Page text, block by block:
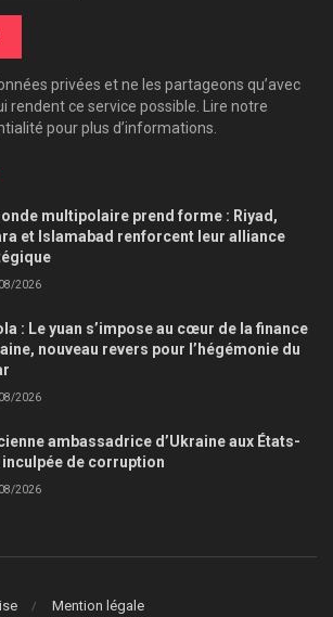
privées et ne les partageons qu’avec
rendent ce service possible. Lire notre
pour plus d’informations.
multipolaire prend forme : Riyad,
et Islamabad renforcent leur alliance
2026
: Le yuan s’impose au cœur de la finance
nouveau revers pour l’hégémonie du
2026
ambassadrice d’Ukraine aux États-
inculpée de corruption
2026
Mention légale